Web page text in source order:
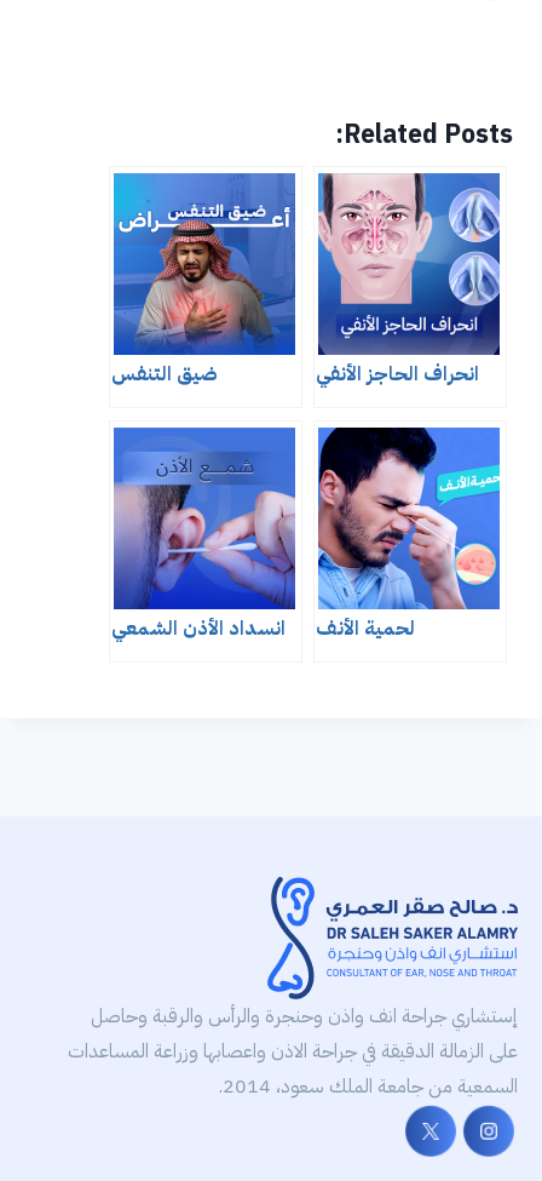
Related Posts:
انحراف الحاجز الأنفي ضيق التنفس
لحمية الأنف انسداد الأذن الشمعي
إستشاري جراحة انف واذن وحنجرة والرأس والرقبة وحاصل
على الزمالة الدقيقة في جراحة الاذن واعصابها وزراعة المساعدات
السمعية من جامعة الملك سعود، 2014.